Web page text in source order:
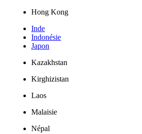
Hong Kong
Inde
Indonésie
Japon
Kazakhstan
Kirghizistan
Laos
Malaisie
Népal